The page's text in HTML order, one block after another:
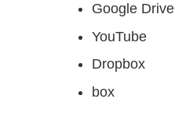
Google Drive
YouTube
Dropbox
box